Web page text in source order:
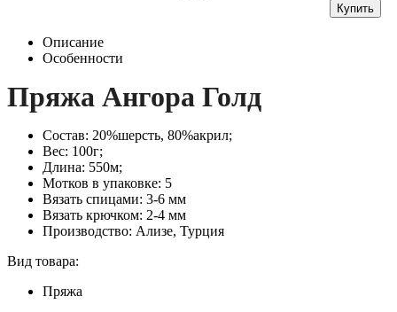
Купить
Описание
Особенности
Пряжа Ангора Голд
Состав: 20%шерсть, 80%акрил;
Вес: 100г;
Длина: 550м;
Мотков в упаковке: 5
Вязать спицами: 3-6 мм
Вязать крючком: 2-4 мм
Производство: Ализе, Турция
Вид товара:
Пряжа